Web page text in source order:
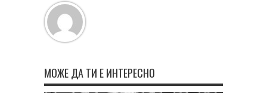
МОЖЕ ДА ТИ Е ИНТЕРЕСНО